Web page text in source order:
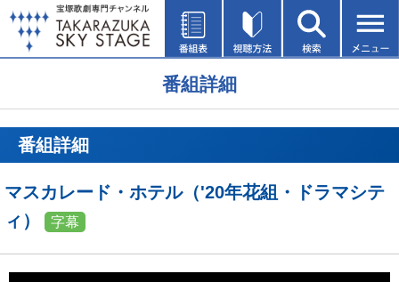
番組詳細
番組詳細
マスカレード・ホテル（'20年花組・ドラマシテ
ィ）
字幕